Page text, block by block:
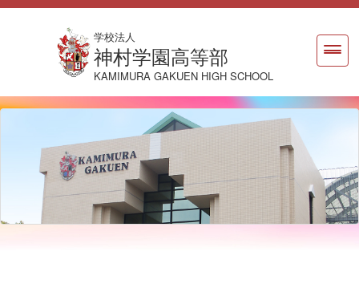
学校法人
神村学園高等部
KAMIMURA GAKUEN HIGH SCHOOL